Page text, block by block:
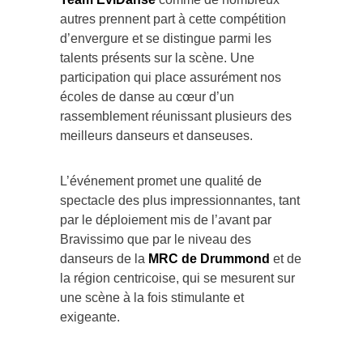
autres prennent part à cette compétition
d’envergure et se distingue parmi les
talents présents sur la scène. Une
participation qui place assurément nos
écoles de danse au cœur d’un
rassemblement réunissant plusieurs des
meilleurs danseurs et danseuses.
L’événement promet une qualité de
spectacle des plus impressionnantes, tant
par le déploiement mis de l’avant par
Bravissimo que par le niveau des
danseurs de la MRC de Drummond et de
la région centricoise, qui se mesurent sur
une scène à la fois stimulante et
exigeante.